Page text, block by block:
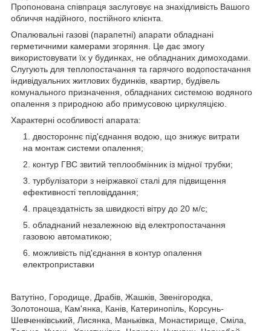
Пропонована співпраця заслуговує на знахідливість Вашого
обличчя надійного, постійного клієнта.
Опалювальні газові (парапетні) апарати обладнані
герметичними камерами згоряння. Це дає змогу
використовувати їх у будинках, не обладнаних димоходами.
Слугують для теплопостачання та гарячого водопостачання
індивідуальних житлових будинків, квартир, будівель
комунального призначення, обладнаних системою водяного
опалення з природною або примусовою циркуляцією.
Характерні особливості апарата:
двостороннє під'єднання водою, що знижує витрати
на монтаж системи опалення;
контур ГВС звитий теплообмінник із мідної трубки;
турбулізатори з неіржавкої сталі для підвищення
ефективності тепловіддання;
працездатність за швидкості вітру до 20 м/с;
обладнаний незалежною від електропостачання
газовою автоматикою;
можливість під'єднання в контур опалення
електроприставки
Ватутіно, Городище, Драбів, Жашків, Звенігородка,
Золотоноша, Кам'янка, Канів, Катеринопіль, Корсунь-
Шевченківський, Лисянка, Маньківка, Монастирище, Сміла,